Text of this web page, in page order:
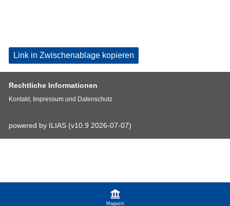
Magazin
Link in Zwischenablage kopieren
Rechtliche Informationen
Kontakt, Impressum und Datenschutz
powered by ILIAS (v10.9 2026-07-07)